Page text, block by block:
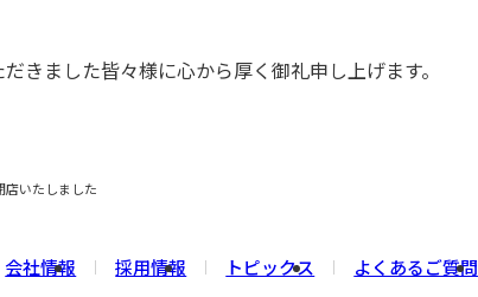
きました皆々様に心から厚く御礼申し上げます。
店いたしました
会社情報 採用情報 トピックス よくあるご質問